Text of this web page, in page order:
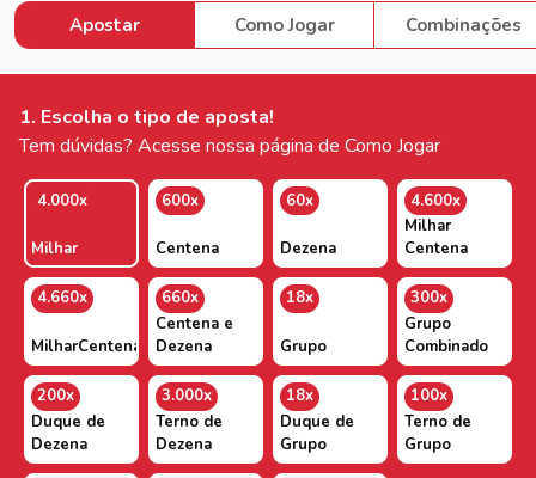
Apostar Como Jogar Combinações
1. Escolha o tipo de aposta!
Tem dúvidas? Acesse nossa página de Como Jogar
4.000x
Milhar
600x
Centena
60x
Dezena
4.600x
Milhar
Centena
4.660x
MilharCentenaDezena
660x
Centena e
Dezena
18x
Grupo
300x
Grupo
Combinado
200x
Duque de
Dezena
3.000x
Terno de
Dezena
18x
Duque de
Grupo
100x
Terno de
Grupo